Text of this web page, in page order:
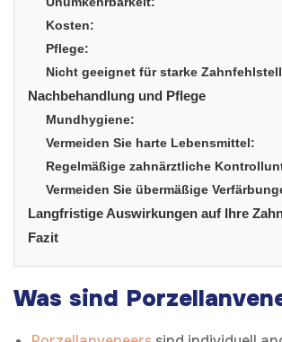
Kosten:
Pflege:
Nicht geeignet für starke
Nachbehandlung und Pflege
Mundhygiene:
Vermeiden Sie harte Lebensmittel:
Regelmäßige zahnärztliche
Vermeiden Sie übermäßige
Langfristige Auswirkungen auf Ihre
Fazit
Was sind